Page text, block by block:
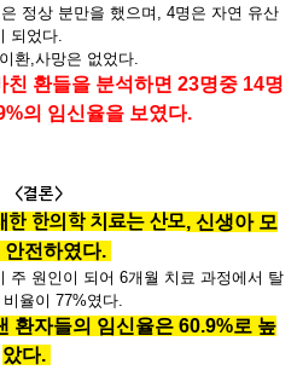
정상 분만을 했으며 , 4명은 자연 유산
되었다
환 ,사망은 없었다
환들을 분석하면 23명중 14명
%의 임신율을보였다.
<결론>
한 한의학 치료는 산모,신생아 모
안전하였다.
주 원인이 되어 6개월 치료 과정에서 탈
율이 77%였다.
환자들의 임신율은 60.9%로 높
았다.